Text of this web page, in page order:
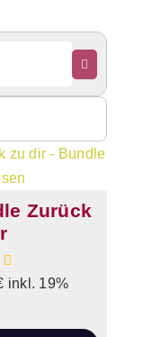
Zurück
inkl. 19%